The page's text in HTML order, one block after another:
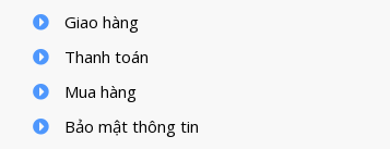
Giao hàng
Thanh toán
Mua hàng
Bảo mật thông tin